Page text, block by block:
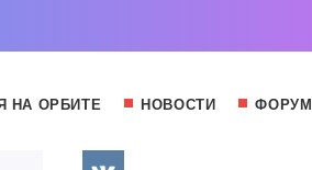
НА ОРБИТЕ НОВОСТИ ФОРУМ